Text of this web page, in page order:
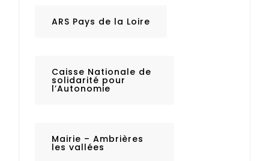
ARS Pays de la Loire
Caisse Nationale de
solidarité pour
l’Autonomie
Mairie – Ambrières
les vallées